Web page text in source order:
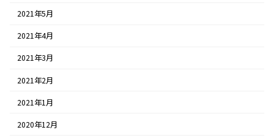
2021年5月
2021年4月
2021年3月
2021年2月
2021年1月
2020年12月